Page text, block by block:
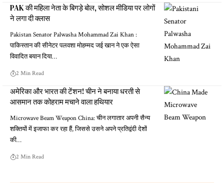
PAK की महिला नेता के बिगड़े बोल, सोशल मीडिया पर लोगों
ने लगा दी क्लास
Pakistan Senator Palwasha Mohammad Zai Khan :
पाकिस्तान की सीनेटर पलवशा मोहम्मद जई खान ने एक ऐसा
विवादित बयान दिया…
2 Min Read
अमेरिका और भारत की टेंशन! चीन ने बनाया धरती से
आसमान तक कोहराम मचाने वाला हथियार
Microwave Beam Weapon China: चीन लगातार अपनी सैन्य
शक्तियों में इजाफा कर रहा हैं, जिससे उसने अपने प्रतिद्वंदी देशों
की…
2 Min Read